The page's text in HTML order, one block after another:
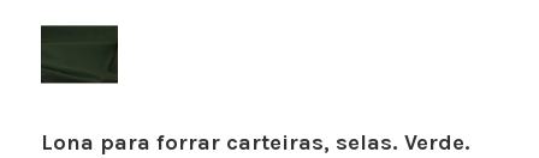
Lona para forrar carteiras, selas. Verde.